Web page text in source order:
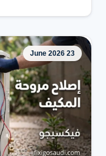
23 June 2026